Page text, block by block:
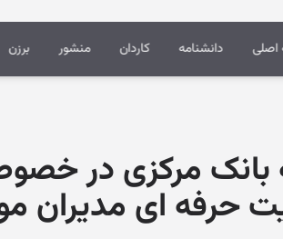
دانشنامه کاردان منشور برزن
مرکزی در
حرفه ای مدیران